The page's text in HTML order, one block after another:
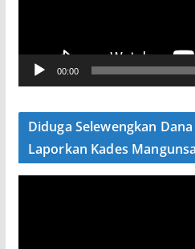
V
e
00:00
Diduga Selewengkan
Laporkan Kades